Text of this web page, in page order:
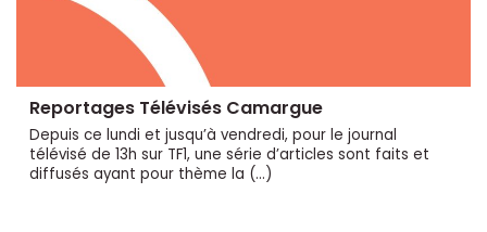
Reportages Télévisés Camargue
Depuis ce lundi et jusqu’à vendredi, pour le journal
télévisé de 13h sur TF1, une série d’articles sont faits et
diffusés ayant pour thème la (…)